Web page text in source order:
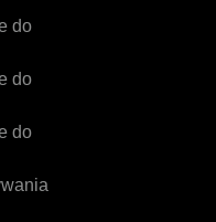
do
do
do